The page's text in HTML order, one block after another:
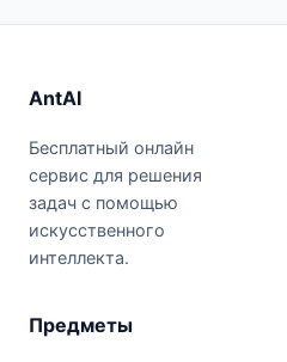
AntAI
Бесплатный онлайн
сервис для решения
задач с помощью
искусственного
интеллекта.
Предметы